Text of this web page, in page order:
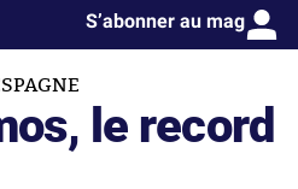
S’abonner au mag
le record